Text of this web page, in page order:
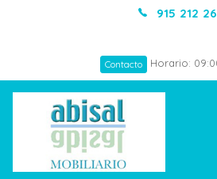
915 212
Contacto Horario: